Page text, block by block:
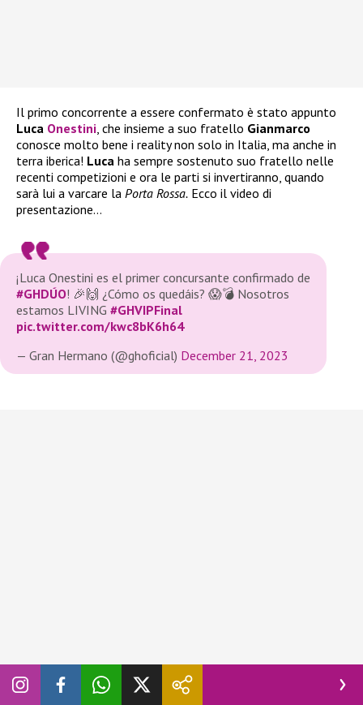
Il primo concorrente a essere confermato è stato appunto
Luca Onestini, che insieme a suo fratello Gianmarco
conosce molto bene i reality non solo in Italia, ma anche in
terra iberica! Luca ha sempre sostenuto suo fratello nelle
recenti competizioni e ora le parti si invertiranno, quando
sarà lui a varcare la Porta Rossa. Ecco il video di
presentazione…
¡Luca Onestini es el primer concursante confirmado de
#GHDÚO! 🎉🙌 ¿Cómo os quedáis? 😱💣 Nosotros
estamos LIVING #GHVIPFinal
pic.twitter.com/kwc8bK6h64
— Gran Hermano (@ghoficial) December 21, 2023